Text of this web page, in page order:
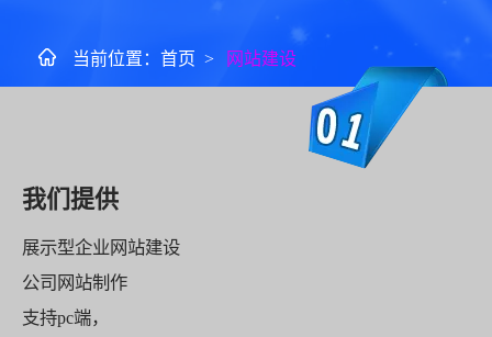
当前位置： 首页 > 网站建设
我们提供
展示型企业网站建设
公司网站制作
支持pc端，